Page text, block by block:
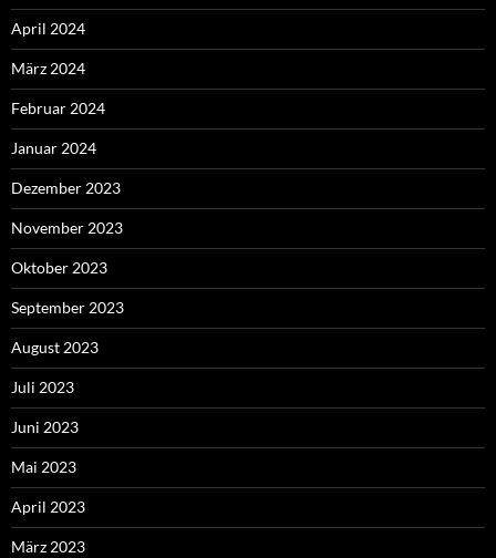
April 2024
März 2024
Februar 2024
Januar 2024
Dezember 2023
November 2023
Oktober 2023
September 2023
August 2023
Juli 2023
Juni 2023
Mai 2023
April 2023
März 2023